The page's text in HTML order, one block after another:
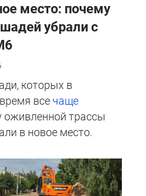
место: почему
убрали с
которых в
все чаще
оживленной трассы
в новое место.